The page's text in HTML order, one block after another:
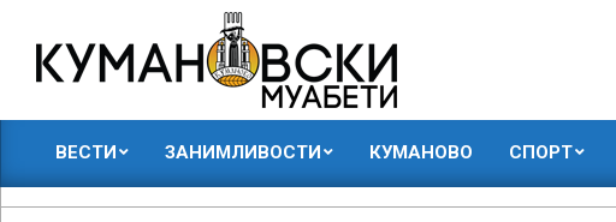
content
КУМАНОВСКИ
МУАБЕТИ
ВЕСТИ ЗАНИМЛИВОСТИ КУМАНОВО СПОРТ